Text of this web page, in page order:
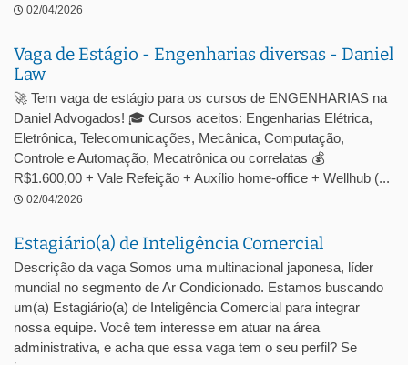
02/04/2026
Vaga de Estágio - Engenharias diversas - Daniel
Law
🚀 Tem vaga de estágio para os cursos de ENGENHARIAS na
Daniel Advogados! 🎓 Cursos aceitos: Engenharias Elétrica,
Eletrônica, Telecomunicações, Mecânica, Computação,
Controle e Automação, Mecatrônica ou correlatas 💰
R$1.600,00 + Vale Refeição + Auxílio home-office + Wellhub (...
02/04/2026
Estagiário(a) de Inteligência Comercial
Descrição da vaga Somos uma multinacional japonesa, líder
mundial no segmento de Ar Condicionado. Estamos buscando
um(a) Estagiário(a) de Inteligência Comercial para integrar
nossa equipe. Você tem interesse em atuar na área
administrativa, e acha que essa vaga tem o seu perfil? Se